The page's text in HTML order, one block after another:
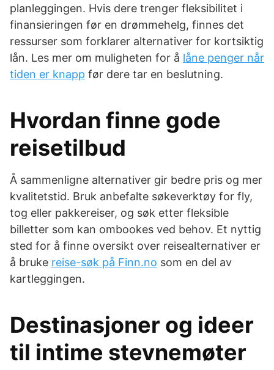
planleggingen. Hvis dere trenger fleksibilitet i
finansieringen før en drømmehelg, finnes det
ressurser som forklarer alternativer for kortsiktig
lån. Les mer om muligheten for å låne penger når
tiden er knapp før dere tar en beslutning.
Hvordan finne gode
reisetilbud
Å sammenligne alternativer gir bedre pris og mer
kvalitetstid. Bruk anbefalte søkeverktøy for fly,
tog eller pakkereiser, og søk etter fleksible
billetter som kan ombookes ved behov. Et nyttig
sted for å finne oversikt over reisealternativer er
å bruke reise-søk på Finn.no som en del av
kartleggingen.
Destinasjoner og ideer
til intime stevnemøter